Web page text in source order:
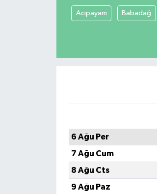
Acıpayam Babadağ
6 Ağu Per
7 Ağu Cum
8 Ağu Cts
9 Ağu Paz